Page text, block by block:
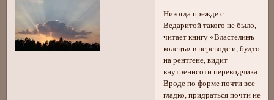
Никогда прежде с
Ведаритой такого не было,
читает книгу «Властелинъ
колецъ» в переводе и, будто
на рентгене, видит
внутреннсоти переводчика.
Вроде по форме почти все
гладко, придраться почти не